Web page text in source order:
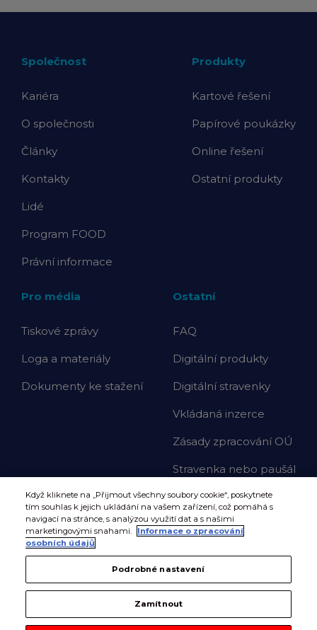
Společnost
Kariéra
O společnosti
Články
Kontakty
Lidé
Program FOOD
Právní informace
Produkty
Kartové řešení
Papírové poukázky
Online řešení
Ostatní produkty
Pro média
Tiskové zprávy
Loga a materiály
Dokumenty ke stažení
Ostatní
FAQ
Digitální produkty
Digitální stravenky
Vkládaná inzerce
Zásady zpracování OÚ
Stravenka nebo paušál
Když kliknete na „Přijmout všechny soubory cookie“, poskytnete
tím souhlas k jejich ukládání na vašem zařízení, což pomáhá s
navigací na stránce, s analýzou využití dat a s našimi
marketingovými snahami.
Informace o zpracování
osobních údajů
Podrobné nastavení
Zamítnout